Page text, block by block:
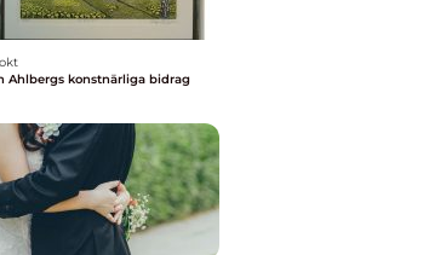
Ahlbergs konstnärliga bidrag